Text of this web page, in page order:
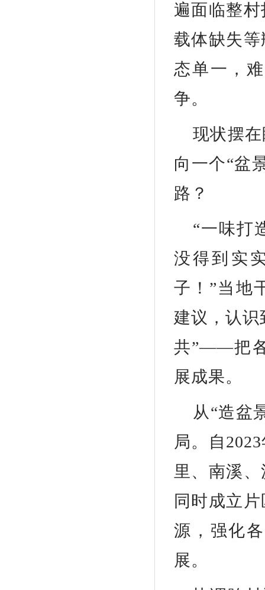
遍面临整
载体缺失
态单一，
争。
现状摆
向一个“盆
路？
“一味打
没得到实
子！”当地
建议，认识
共”——把
展成果。
从“造盆
局。自
里、南溪
同时成立
源，强化
展。